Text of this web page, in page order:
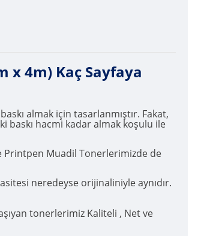
x 4m) Kaç Sayfaya
almak için tasarlanmıştır. Fakat,
baskı hacmi kadar almak koşulu ile
Printpen Muadil Tonerlerimizde de
neredeyse orijinaliniyle aynıdır.
tonerlerimiz Kaliteli , Net ve